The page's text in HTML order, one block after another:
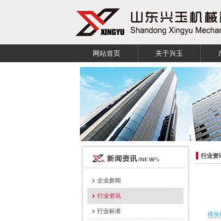
网站首页 关于兴玉
企业新闻
行业资讯
行业标准
行业资
楼板